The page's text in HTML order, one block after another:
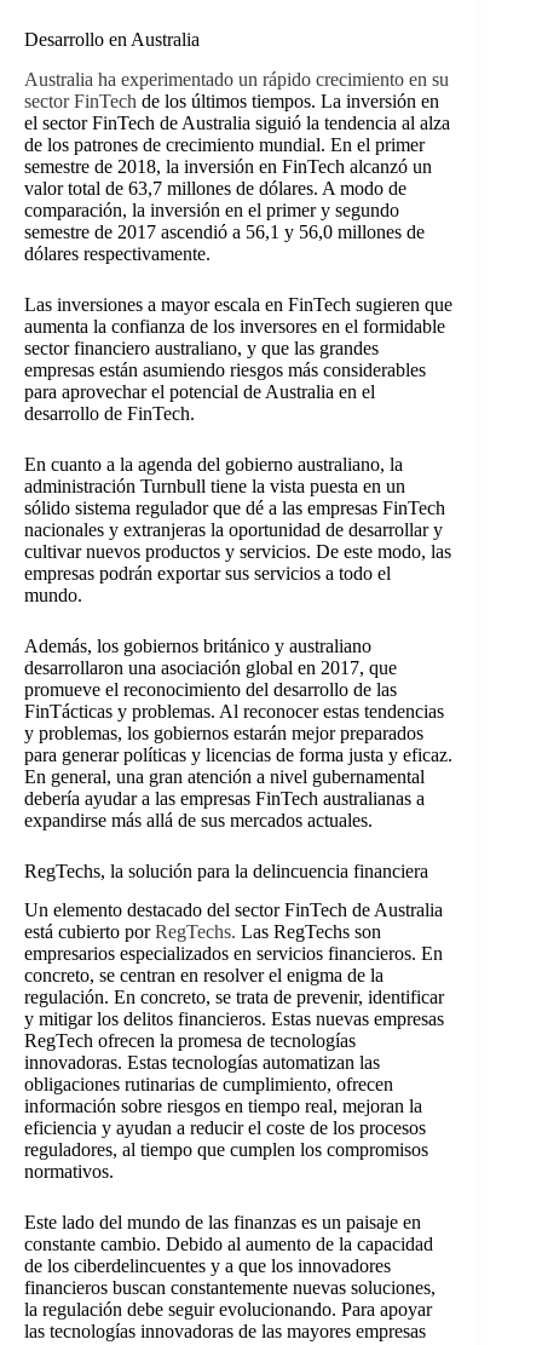
Desarrollo en Australia
Australia ha experimentado un rápido crecimiento en su
sector FinTech de los últimos tiempos. La inversión en
el sector FinTech de Australia siguió la tendencia al alza
de los patrones de crecimiento mundial. En el primer
semestre de 2018, la inversión en FinTech alcanzó un
valor total de 63,7 millones de dólares. A modo de
comparación, la inversión en el primer y segundo
semestre de 2017 ascendió a 56,1 y 56,0 millones de
dólares respectivamente.
Las inversiones a mayor escala en FinTech sugieren que
aumenta la confianza de los inversores en el formidable
sector financiero australiano, y que las grandes
empresas están asumiendo riesgos más considerables
para aprovechar el potencial de Australia en el
desarrollo de FinTech.
En cuanto a la agenda del gobierno australiano, la
administración Turnbull tiene la vista puesta en un
sólido sistema regulador que dé a las empresas FinTech
nacionales y extranjeras la oportunidad de desarrollar y
cultivar nuevos productos y servicios. De este modo, las
empresas podrán exportar sus servicios a todo el
mundo.
Además, los gobiernos británico y australiano
desarrollaron una asociación global en 2017, que
promueve el reconocimiento del desarrollo de las
FinTácticas y problemas. Al reconocer estas tendencias
y problemas, los gobiernos estarán mejor preparados
para generar políticas y licencias de forma justa y eficaz.
En general, una gran atención a nivel gubernamental
debería ayudar a las empresas FinTech australianas a
expandirse más allá de sus mercados actuales.
RegTechs, la solución para la delincuencia financiera
Un elemento destacado del sector FinTech de Australia
está cubierto por RegTechs. Las RegTechs son
empresarios especializados en servicios financieros. En
concreto, se centran en resolver el enigma de la
regulación. En concreto, se trata de prevenir, identificar
y mitigar los delitos financieros. Estas nuevas empresas
RegTech ofrecen la promesa de tecnologías
innovadoras. Estas tecnologías automatizan las
obligaciones rutinarias de cumplimiento, ofrecen
información sobre riesgos en tiempo real, mejoran la
eficiencia y ayudan a reducir el coste de los procesos
reguladores, al tiempo que cumplen los compromisos
normativos.
Este lado del mundo de las finanzas es un paisaje en
constante cambio. Debido al aumento de la capacidad
de los ciberdelincuentes y a que los innovadores
financieros buscan constantemente nuevas soluciones,
la regulación debe seguir evolucionando. Para apoyar
las tecnologías innovadoras de las mayores empresas